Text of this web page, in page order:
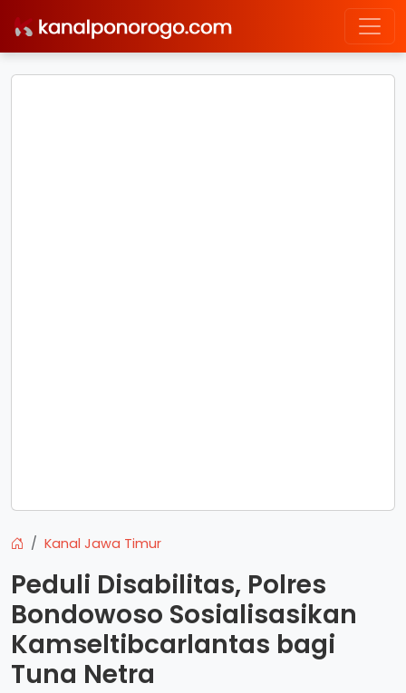
Kanal Jawa Timur
Peduli Disabilitas, Polres
Bondowoso Sosialisasikan
Kamseltibcarlantas bagi
Tuna Netra